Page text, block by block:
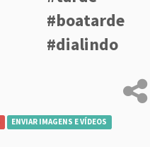
#boatarde
#dialindo
ENVIAR IMAGENS E VÍDEOS